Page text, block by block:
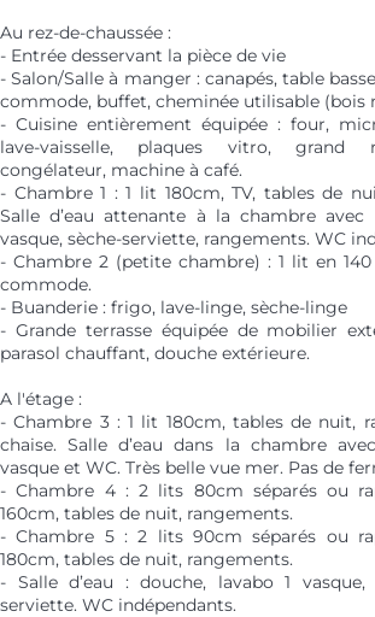
Au rez-de-chaussée :
- Entrée desservant la pièce de vie
- Salon/Salle à manger : canapés, table
commode, buffet, cheminée utilisable (bois
- Cuisine entièrement équipée : four,
lave-vaisselle, plaques vitro, grand
congélateur, machine à café.
- Chambre 1 : 1 lit 180cm, TV, tables de
Salle d’eau attenante à la chambre avec
vasque, sèche-serviette, rangements. WC
- Chambre 2 (petite chambre) : 1 lit en
commode.
- Buanderie : frigo, lave-linge, sèche-linge
- Grande terrasse équipée de mobilier
parasol chauffant, douche extérieure.
A l'étage :
- Chambre 3 : 1 lit 180cm, tables de nuit,
chaise. Salle d’eau dans la chambre
vasque et WC. Très belle vue mer. Pas de
- Chambre 4 : 2 lits 80cm séparés ou
160cm, tables de nuit, rangements.
- Chambre 5 : 2 lits 90cm séparés ou
180cm, tables de nuit, rangements.
- Salle d’eau : douche, lavabo 1
serviette. WC indépendants.